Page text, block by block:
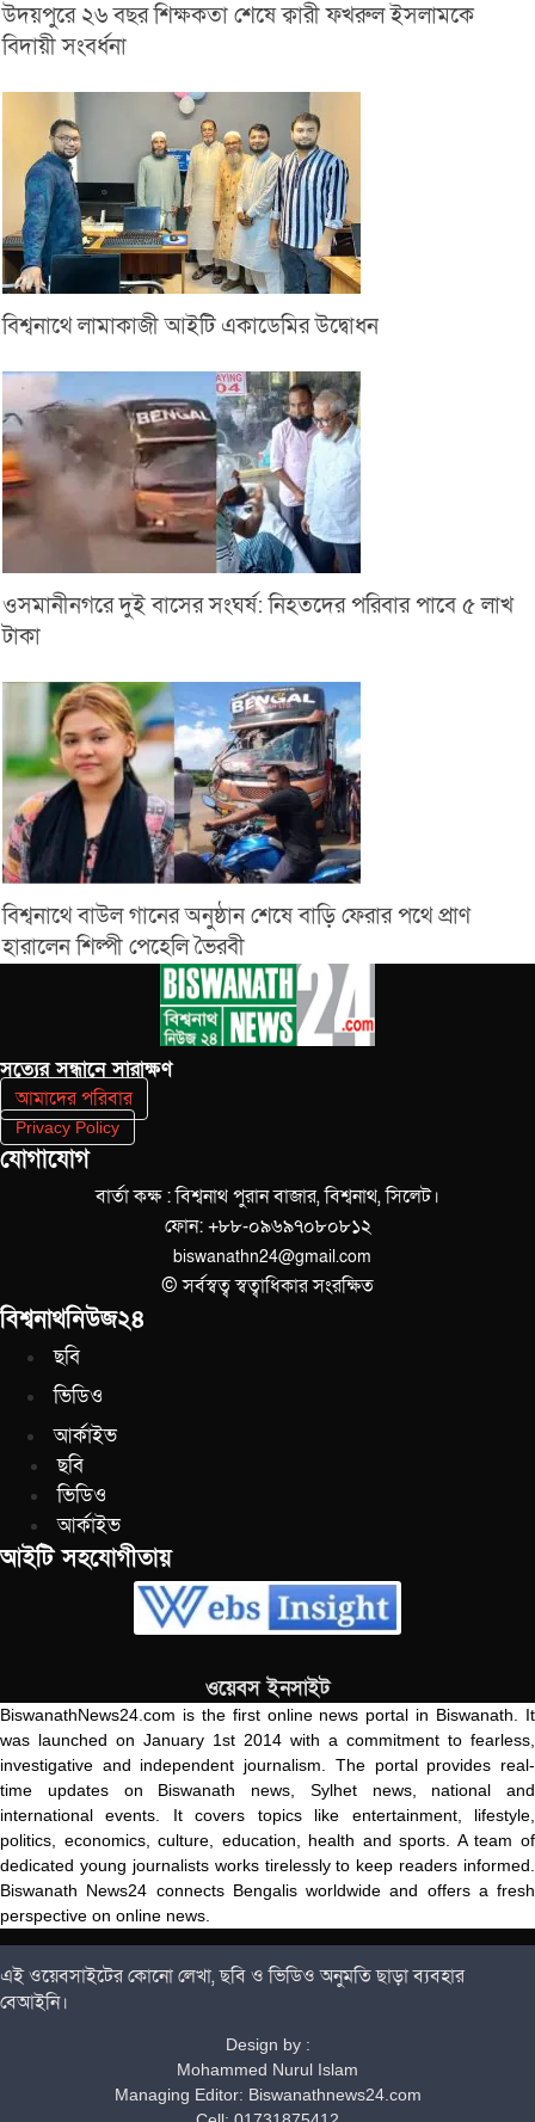
উদয়পুরে ২৬ বছর শিক্ষকতা শেষে ক্বারী ফখরুল ইসলামকে
বিদায়ী সংবর্ধনা
বিশ্বনাথে লামাকাজী আইটি একাডেমির উদ্বোধন
ওসমানীনগরে দুই বাসের সংঘর্ষ: নিহতদের পরিবার পাবে ৫ লাখ
টাকা
বিশ্বনাথে বাউল গানের অনুষ্ঠান শেষে বাড়ি ফেরার পথে প্রাণ
হারালেন শিল্পী পেহেলি ভৈরবী
সত‌্যের সন্ধানে সারাক্ষণ
আমাদের পরিবার
Privacy Policy
যোগাযোগ
বার্তা কক্ষ : বিশ্বনাথ পুরান বাজার, বিশ্বনাথ, সিলেট।
ফোন: +৮৮-০৯৬৯৭০৮০৮১২
biswanathn24@gmail.com
© সর্বস্বত্ব স্বত্বাধিকার সংরক্ষিত
বিশ্বনাথনিউজ২৪
ছবি
ভিডিও
আর্কাইভ
ছবি
ভিডিও
আর্কাইভ
আইটি সহযোগীতায়
ওয়েবস ইনসাইট
BiswanathNews24.com is the first online news portal in Biswanath. It
was launched on January 1st 2014 with a commitment to fearless,
investigative and independent journalism. The portal provides real-
time updates on Biswanath news, Sylhet news, national and
international events. It covers topics like entertainment, lifestyle,
politics, economics, culture, education, health and sports. A team of
dedicated young journalists works tirelessly to keep readers informed.
Biswanath News24 connects Bengalis worldwide and offers a fresh
perspective on online news.
এই ওয়েবসাইটের কোনো লেখা, ছবি ও ভিডিও অনুমতি ছাড়া ব্যবহার
বেআইনি।
Design by :
Mohammed Nurul Islam
Managing Editor: Biswanathnews24.com